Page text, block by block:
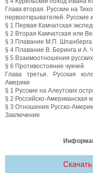
Глава вторая. Русские на
первооткрывателей. Русские
§ 1 Первая Камчатская
§ 2 Вторая Камчатская или
§ 3 Плавание М.П. Шпанберга
§ 4 Плавание В. Беринга и А.
§ 5 Взаимоотношения
§ 6 Противостояние чукчей
Глава третья. Русская
Америки
§ 1 Русские на Алеутских
§ 2 Российско-Американская
§ 3 Отношения Русско-
Заключение